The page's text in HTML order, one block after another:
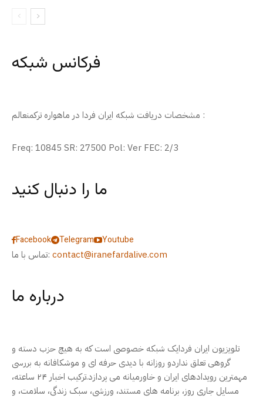
فرکانس شبکه
مشخصات دریافت شبکه ایران فردا در ماهواره ترکمنعالم :
Freq: 10845 SR: 27500 Pol: Ver FEC: 2/3
ما را دنبال کنید
Facebook Telegram
Youtube
تماس با ما: contact@iranefardalive.com
درباره ما
تلویزیون ایران فردایک شبکه خصوصی است که به هیچ حزب دسته و
گروهی تعلق نداردو روزانه با دیدی حرفه ای و موشکافانه به بررسی
مهمترین رویدادهای ایران و خاورمیانه می پردازد.ترکیب اخبار ۲۴ ساعته،
مسایل جاری روز، برنامه های مستند، ورزشی، سبک زندگی، سلامت، و